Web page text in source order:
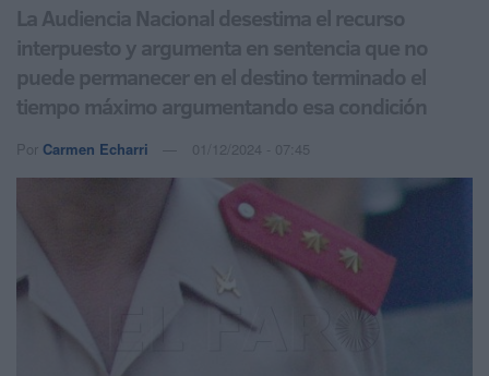
La Audiencia Nacional desestima el recurso
interpuesto y argumenta en sentencia que no
puede permanecer en el destino terminado el
tiempo máximo argumentando esa condición
Por Carmen Echarri 01/12/2024 - 07:45